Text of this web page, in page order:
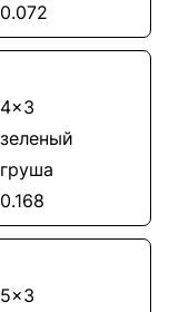
0.072
4x3
зеленый
груша
0.168
5x3